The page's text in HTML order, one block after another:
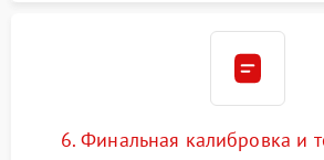
6. Финальная калибровка и